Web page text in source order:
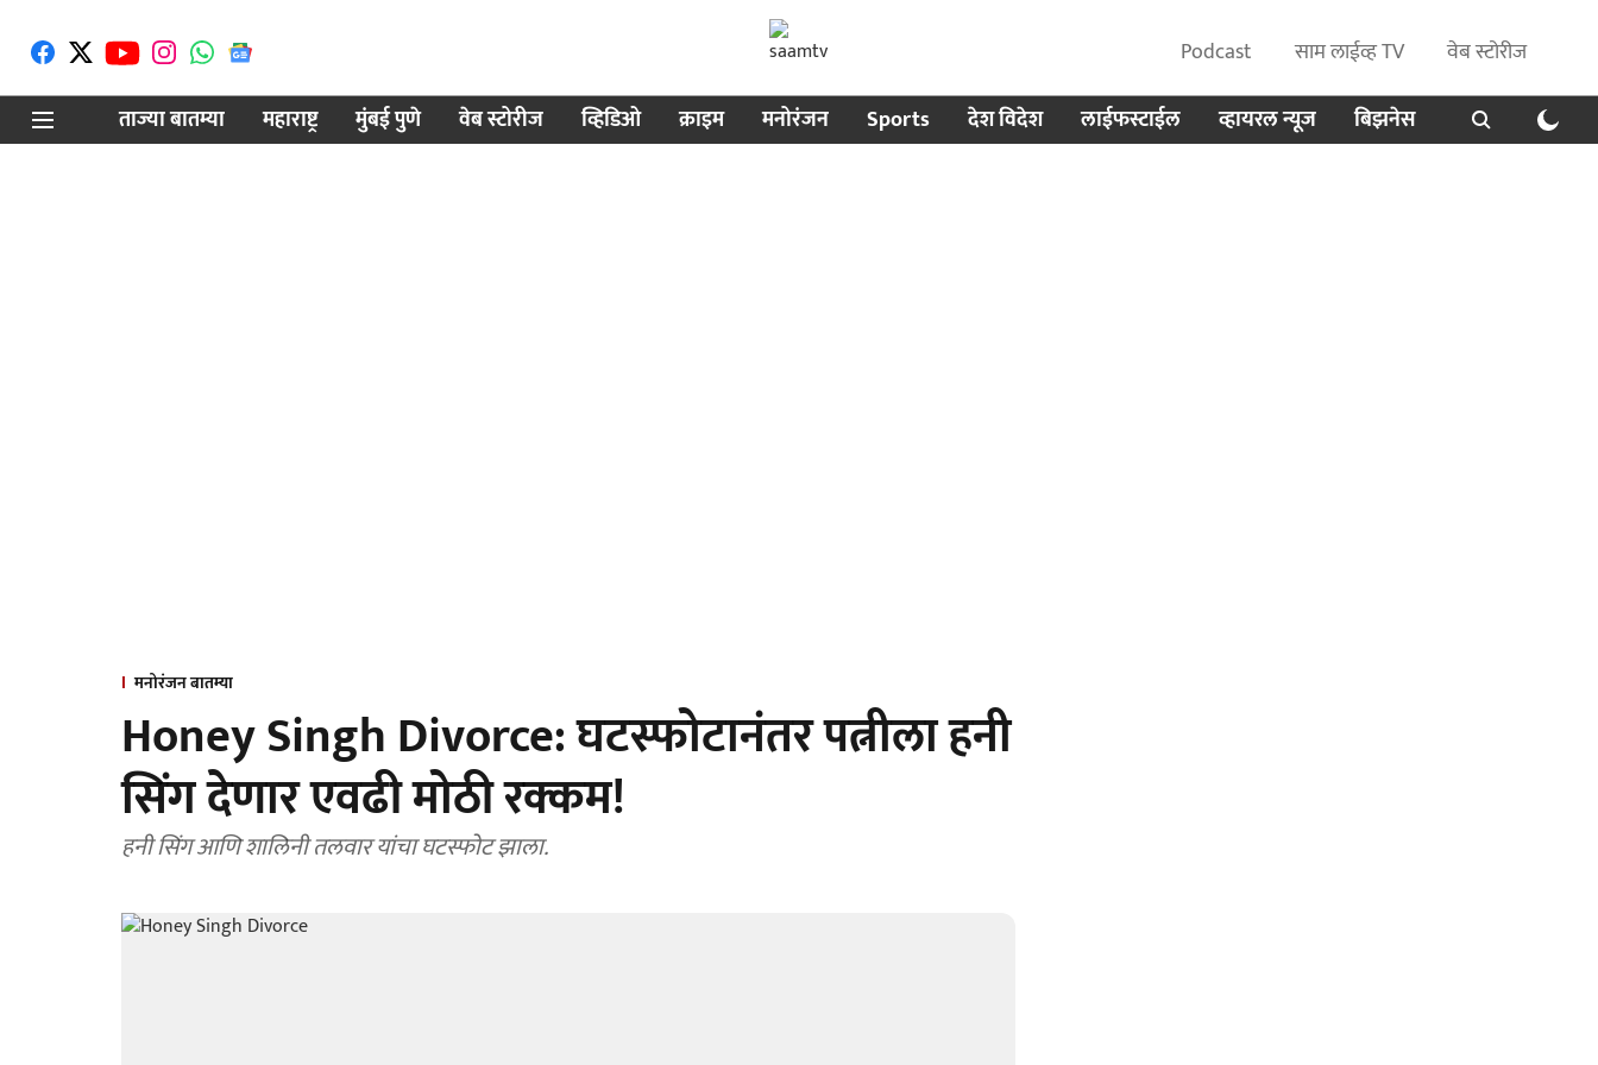
Podcast साम लाईव्ह TV
वेब स्टोरीज
ताज्या बातम्या
महाराष्ट्र मुंबई पुणे वेब स्टोरीज व्हिडिओ क्राइम मनोरंजन Sports देश विदेश लाईफस्टाईल व्हायरल न्यूज बिझनेस
मनोरंजन बातम्या
Honey Singh Divorce: घटस्फोटानंतर पत्नीला हनी
सिंग देणार एवढी मोठी रक्कम!
हनी सिंग आणि शालिनी तलवार यांचा घटस्फोट झाला.